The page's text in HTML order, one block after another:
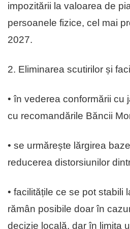
impozitării la valoarea de
persoanele fizice, cel mai
2027.
2. Eliminarea scutirilor și
• în vederea conformării cu
cu recomandările Băncii
• se urmărește lărgirea
reducerea distorsiunilor
• facilitățile ce se pot stabili
rămân posibile doar în
decizie locală, dar în limita